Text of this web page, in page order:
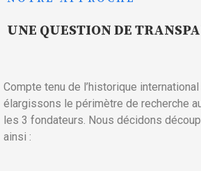
UNE QUESTION DE
Compte tenu de l’historique
élargissons le périmètre de recherche
les 3 fondateurs. Nous décidons
ainsi :